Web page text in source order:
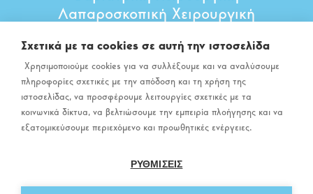
Λαπαροσκοπική Χειρουργική
Άρθρα
Επικοινωνία
Σχετικά με τα cookies σε αυτή την ιστοσελίδα
Χρησιμοποιούμε cookies για να συλλέξουμε και να αναλύσουμε
πληροφορίες σχετικές με την απόδοση και τη χρήση της
ιστοσελίδας, να προσφέρουμε λειτουργίες σχετικές με τα
κοινωνικά δίκτυα, να βελτιώσουμε την εμπειρία πλοήγησης και να
εξατομικεύσουμε περιεχόμενο και προωθητικές ενέργειες.
ΡΥΘΜΙΣΕΙΣ